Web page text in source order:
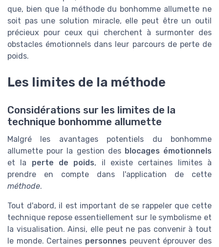
que, bien que la méthode du bonhomme allumette ne
soit pas une solution miracle, elle peut être un outil
précieux pour ceux qui cherchent à surmonter des
obstacles émotionnels dans leur parcours de perte de
poids.
Les limites de la méthode
Considérations sur les limites de la
technique bonhomme allumette
Malgré les avantages potentiels du bonhomme
allumette pour la gestion des blocages émotionnels
et la perte de poids, il existe certaines limites à
prendre en compte dans l'application de cette
méthode.
Tout d'abord, il est important de se rappeler que cette
technique repose essentiellement sur le symbolisme et
la visualisation. Ainsi, elle peut ne pas convenir à tout
le monde. Certaines personnes peuvent éprouver des